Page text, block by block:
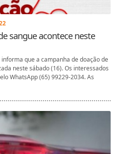
sangue acontece neste
que a campanha de doação de
neste sábado (16). Os interessados
WhatsApp (65) 99229-2034. As